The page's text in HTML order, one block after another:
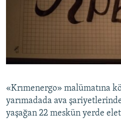
BLOGLAR
Русский
Українською
QOŞULIÑIZ!
«Krımenergo» malümatına
yarımadada ava
yaşağan 22 meskün yerde